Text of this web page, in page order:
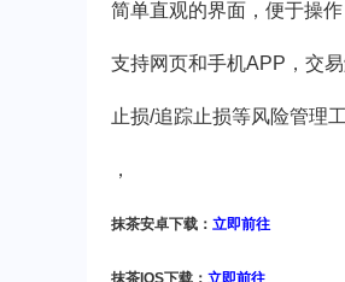
简单直观的界面，便于操作
支持网页和手机APP，交
止损/追踪止损等风险管理
，
抹茶安卓下载： 立即前往
抹茶IOS下载： 立即前往